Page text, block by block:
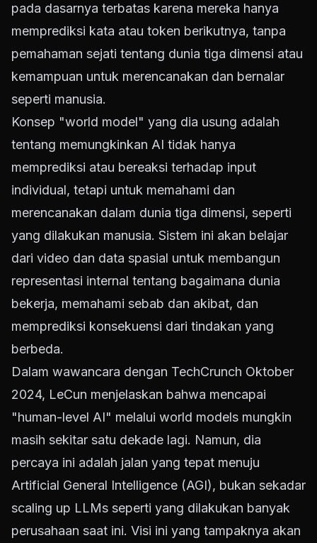
pada dasarnya terbatas karena mereka hanya
memprediksi kata atau token berikutnya, tanpa
pemahaman sejati tentang dunia tiga dimensi atau
kemampuan untuk merencanakan dan bernalar
seperti manusia.
Konsep "world model" yang dia usung adalah
tentang memungkinkan AI tidak hanya
memprediksi atau bereaksi terhadap input
individual, tetapi untuk memahami dan
merencanakan dalam dunia tiga dimensi, seperti
yang dilakukan manusia. Sistem ini akan belajar
dari video dan data spasial untuk membangun
representasi internal tentang bagaimana dunia
bekerja, memahami sebab dan akibat, dan
memprediksi konsekuensi dari tindakan yang
berbeda.
Dalam wawancara dengan TechCrunch Oktober
2024, LeCun menjelaskan bahwa mencapai
"human-level AI" melalui world models mungkin
masih sekitar satu dekade lagi. Namun, dia
percaya ini adalah jalan yang tepat menuju
Artificial General Intelligence (AGI), bukan sekadar
scaling up LLMs seperti yang dilakukan banyak
perusahaan saat ini. Visi ini yang tampaknya akan